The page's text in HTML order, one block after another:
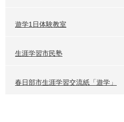
遊学1日体験教室
生涯学習市民塾
春日部市生涯学習交流紙「遊学」